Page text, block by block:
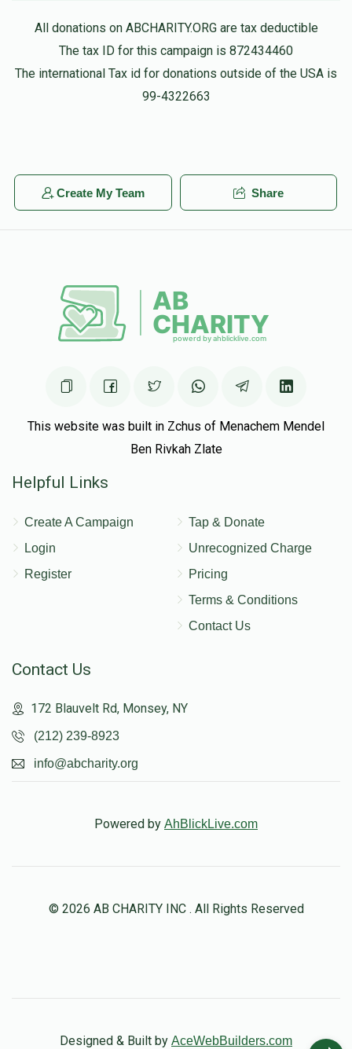
All donations on ABCHARITY.ORG are tax deductible
The tax ID for this campaign is 872434460
The international Tax id for donations outside of the USA is
99-4322663
Create My Team Share
This website was built in Zchus of Menachem Mendel
Ben Rivkah Zlate
Helpful Links
Create A Campaign
Login
Register
Tap & Donate
Unrecognized Charge
Pricing
Terms & Conditions
Contact Us
Contact Us
172 Blauvelt Rd, Monsey, NY
(212) 239-8923
info@abcharity.org
Powered by AhBlickLive.com
© 2026 AB CHARITY INC . All Rights Reserved
Designed & Built by AceWebBuilders.com